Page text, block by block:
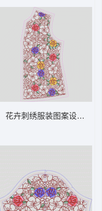
领 衣边下摆
花卉刺绣服装图案设计 领